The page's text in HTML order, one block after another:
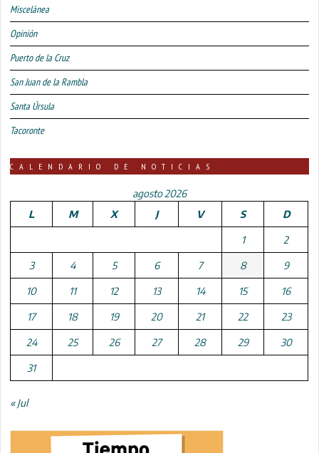
Miscelánea
Opinión
Puerto de la Cruz
San Juan de la Rambla
Santa Úrsula
Tacoronte
CALENDARIO DE NOTICIAS
agosto 2026
L
M X J V S D
1 2
3 4 5 6 7 8 9
10 11 12 13 14 15 16
17 18 19 20 21 22 23
24 25 26 27 28 29 30
31
« Jul